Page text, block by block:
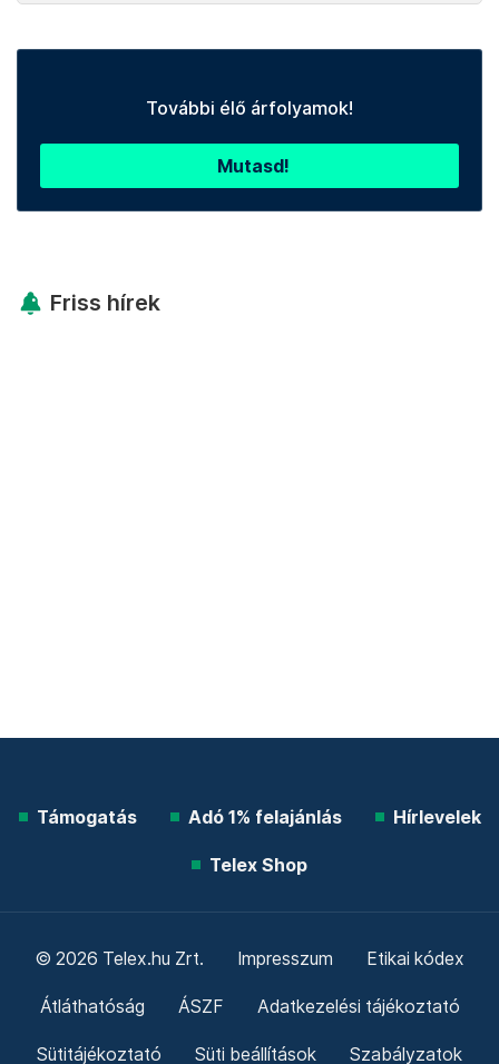
További élő árfolyamok!
Mutasd!
Friss hírek
Támogatás Adó 1% felajánlás Hírlevelek
Telex Shop
© 2026 Telex.hu Zrt. Impresszum Etikai kódex
Átláthatóság ÁSZF Adatkezelési tájékoztató
Sütitájékoztató Süti beállítások Szabályzatok